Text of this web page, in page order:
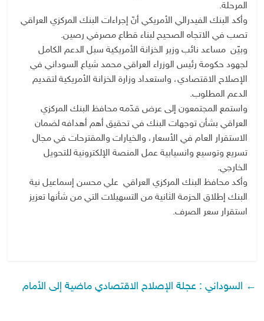
المرحلة.
وأكد البنك الفيدرالي الأمريكي أنّ إجراءات البنك المركزي العراقي
تصب في الاتجاه الصحيح لبناء قطاع مصرفي رصين.
وبيّن مساعد نائب وزير الخزانة الأمريكية سبل الدعم الكامل
لجهود حكومة رئيس الوزراء العراقي محمد شياع السوداني في
الإصلاح الاقتصادي، واستعداد وزارة الخزانة الأمريكية لتقديم
الدعم المطلوب.
واستمع المجتمعون إلى عرض قدّمه محافظ البنك المركزي
العراقي بشأن توجهات البنك في تحقيق أهم أهدافه لضمان
الاستقرار العام في الأسعار، والخيارات والمقترحات في مجال
تسريع وتوسيع وانسيابية عمل المنصة الإلكترونية للتحويل
الخارجي.
وأكد محافظ البنك المركزي العراقي علي محسن إسماعيل نية
البنك إطلاق الحزمة الثانية من التسهيلات التي من شأنها تعزيز
استقرار سعر الصرف.
← السوداني : عجلة الإصلاح الاقتصادي ماضية إلى الأمام